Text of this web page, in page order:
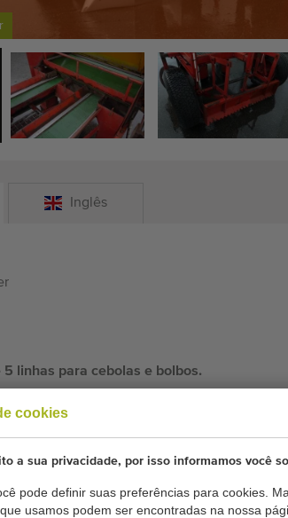
cookies
a sua privacidade, por isso informamos você
pode definir suas preferências para cookies.
usamos podem ser encontradas na nossa
Inglês
linhas para cebolas e bolbos.
e bolbos.